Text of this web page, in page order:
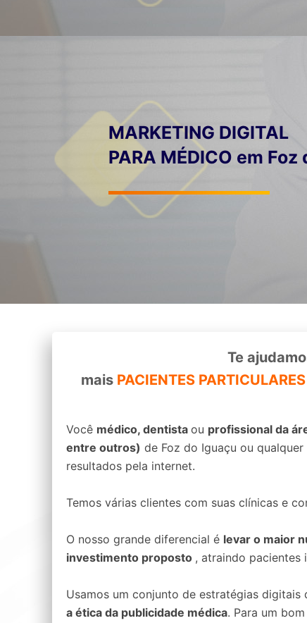
MARKETING DIGITAL
PARA MÉDICO em
Te
mais PACIENTES PARTICULARES
Você médico, dentista ou profissional da
entre outros) de Foz do Iguaçu ou
resultados pela internet.
Temos várias clientes com suas clínicas e
O nosso grande diferencial é levar o maior
investimento proposto , atraindo pacientes
Usamos um conjunto de estratégias digitais
a ética da publicidade médica. Para um